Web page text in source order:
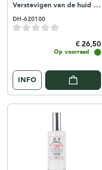
Verstevigen van de huid
100ml
DH-620100
€ 26,50
Op voorraad
INFO